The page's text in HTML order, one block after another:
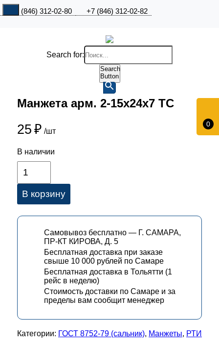
+7 (846) 312-02-80 +7 (846) 312-02-82
0
Search for:
Search
Button
Манжета арм. 2-15х24х7 TC
25 ₽ /шт
В наличии
В корзину
Самовывоз бесплатно — Г. САМАРА,
ПР-КТ КИРОВА, Д. 5
Бесплатная доставка при заказе
свыше 10 000 рублей по Самаре
Бесплатная доставка в Тольятти (1
рейс в неделю)
Стоимость доставки по Самаре и за
пределы вам сообщит менеджер
Категории: ГОСТ 8752-79 (сальник), Манжеты, РТИ